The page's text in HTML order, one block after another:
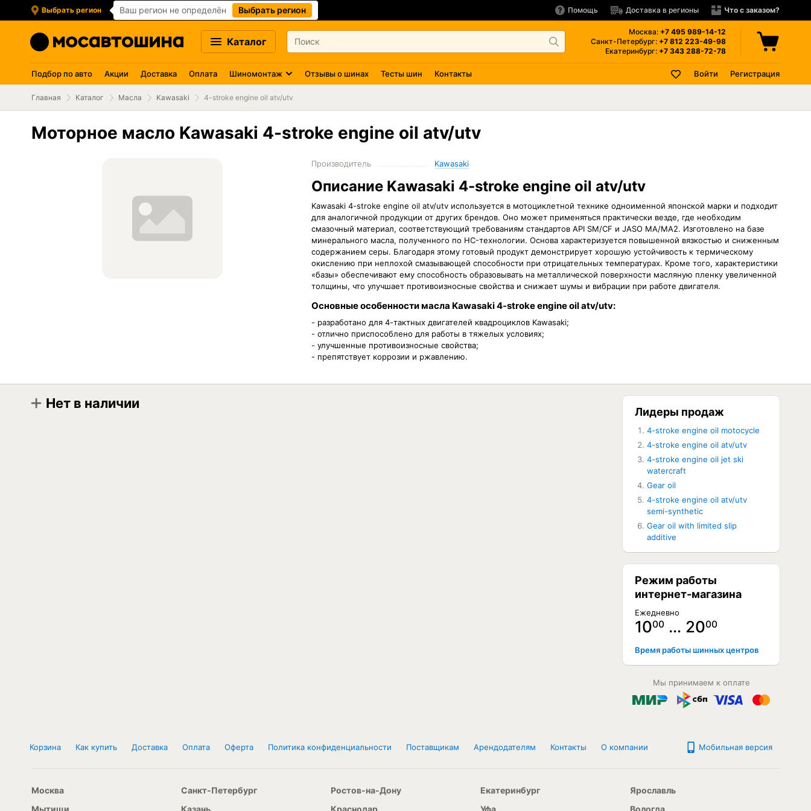
Выбрать регион Ваш регион не определён Выбрать регион Помощь Доставка в регионы Что с заказом?
Каталог
Москва: +7 495 989-14-12
Санкт-Петербург: +7 812 223-49-98
Екатеринбург: +7 343 288-72-78
Подбор по авто Акции Доставка Оплата Шиномонтаж Отзывы о шинах Тесты шин Контакты Войти Регистрация
Главная Каталог Масла Kawasaki 4-stroke engine oil atv/utv
Моторное масло Kawasaki 4-stroke engine oil atv/utv
Производитель Kawasaki
Описание Kawasaki 4-stroke engine oil atv/utv
Kawasaki 4-stroke engine oil atv/utv используется в мотоциклетной технике одноименной японской марки и подходит
для аналогичной продукции от других брендов. Оно может применяться практически везде, где необходим
смазочный материал, соответствующий требованиям стандартов API SM/CF и JASO MA/MA2. Изготовлено на базе
минерального масла, полученного по HC-технологии. Основа характеризуется повышенной вязкостью и сниженным
содержанием серы. Благодаря этому готовый продукт демонстрирует хорошую устойчивость к термическому
окислению при неплохой смазывающей способности при отрицательных температурах. Кроме того, характеристики
«базы» обеспечивают ему способность образовывать на металлической поверхности масляную пленку увеличенной
толщины, что улучшает противоизносные свойства и снижает шумы и вибрации при работе двигателя.
Основные особенности масла Kawasaki 4-stroke engine oil atv/utv:
- разработано для 4-тактных двигателей квадроциклов Kawasaki;
- отлично приспособлено для работы в тяжелых условиях;
- улучшенные противоизносные свойства;
- препятствует коррозии и ржавлению.
Нет в наличии
Лидеры продаж
4-stroke engine oil motocycle
4-stroke engine oil atv/utv
4-stroke engine oil jet ski
watercraft
Gear oil
4-stroke engine oil atv/utv
semi-synthetic
Gear oil with limited slip
additive
Режим работы
интернет-магазина
Ежедневно
1000 … 2000
Время работы шинных центров
Мы принимаем к оплате
Корзина Как купить Доставка Оплата Оферта Политика конфиденциальности Поставщикам Арендодателям Контакты О компании Мобильная версия
Москва
Мытищи
Санкт-Петербург
Казань
Ростов-на-Дону
Краснодар
Екатеринбург
Уфа
Ярославль
Вологда